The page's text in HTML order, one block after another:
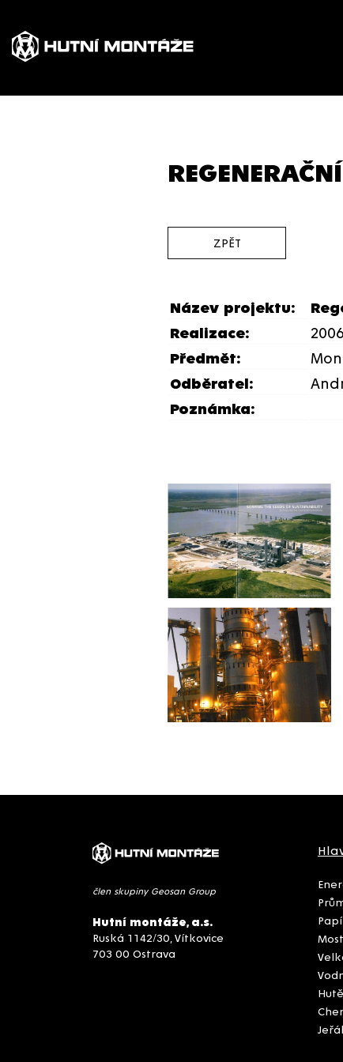
ZPĚT
Název projektu:
Realizace:
Předmět:
Odběratel:
Poznámka:
člen skupiny Geosan Group
Hutní montáže, a.s.
Ruská 1142/30, Vítkovice
703 00 Ostrava
Hutě